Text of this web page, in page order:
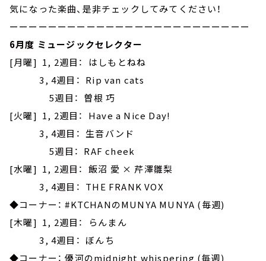
気になった楽曲、是非チェックしてみてください！
ーーーーーーーーーーーーーーーーーーーーーーーーー
6月度 ミュージックセレクター
[月曜] 1, 2週目： はしもとねね
3, 4週目： Rip van cats
5週目： 曽根 巧
[火曜] 1, 2週目： Have a Nice Day!
3, 4週目： 生音バンド
5週目： RAF cheek
[水曜] 1, 2週目： 飯沼 愛 × 芹澤雛梨
3, 4週目： THE FRANK VOX
◆コーナー： #KTCHANのMUNYA MUNYA (毎週)
[木曜] 1, 2週目： らんまん
3, 4週目： ぼんち
◆コーナー： 優河のmidnight whispering (毎週)